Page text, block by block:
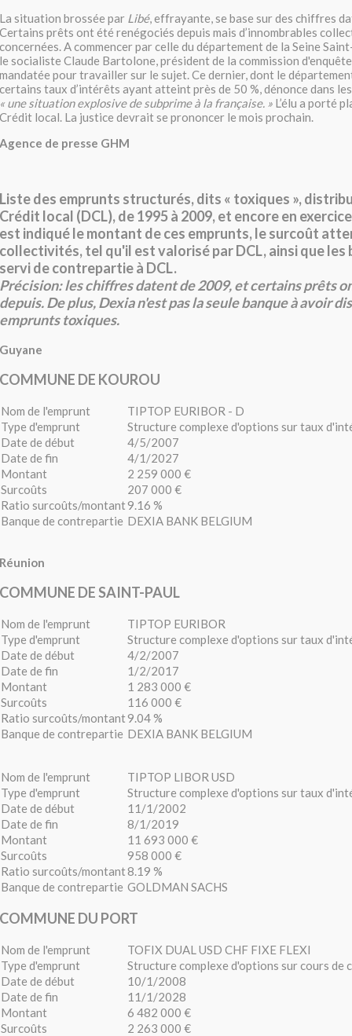
La situation brossée par Libé, effrayante, se base sur des chiffres
Certains prêts ont été renégociés depuis mais d’innombrables
concernées. A commencer par celle du département de la Seine
le socialiste Claude Bartolone, président de la commission
mandatée pour travailler sur le sujet. Ce dernier, dont le
certains taux d’intérêts ayant atteint près de 50 %, dénonce dans
« une situation explosive de subprime à la française. » L’élu a porté
Crédit local. La justice devrait se prononcer le mois prochain.
Agence de presse GHM
Liste des emprunts structurés, dits « toxiques »,
Crédit local (DCL), de 1995 à 2009, et encore en
est indiqué le montant de ces emprunts, le surcoût
collectivités, tel qu'il est valorisé par DCL, ainsi que les
servi de contrepartie à DCL.
Précision: les chiffres datent de 2009, et certains prêts
depuis. De plus, Dexia n'est pas la seule banque à avoir
emprunts toxiques.
Guyane
COMMUNE DE KOUROU
Nom de l'emprunt
TIPTOP EURIBOR - D
Type d'emprunt
Structure complexe d'options sur taux
Date de début
4/5/2007
Date de fin
4/1/2027
Montant
2 259 000 €
Surcoûts
207 000 €
Ratio surcoûts/montant9.16 %
Banque de contrepartie DEXIA BANK BELGIUM
Réunion
COMMUNE DE SAINT-PAUL
Nom de l'emprunt
TIPTOP EURIBOR
Type d'emprunt
Structure complexe d'options sur taux
Date de début
4/2/2007
Date de fin
1/2/2017
Montant
1 283 000 €
Surcoûts
116 000 €
Ratio surcoûts/montant9.04 %
Banque de contrepartie DEXIA BANK BELGIUM
Nom de l'emprunt
TIPTOP LIBOR USD
Type d'emprunt
Structure complexe d'options sur taux
Date de début
11/1/2002
Date de fin
8/1/2019
Montant
11 693 000 €
Surcoûts
958 000 €
Ratio surcoûts/montant8.19 %
Banque de contrepartie GOLDMAN SACHS
COMMUNE DU PORT
Nom de l'emprunt
TOFIX DUAL USD CHF FIXE FLEXI
Type d'emprunt
Structure complexe d'options sur cours de
Date de début
10/1/2008
Date de fin
11/1/2028
Montant
6 482 000 €
Surcoûts
2 263 000 €